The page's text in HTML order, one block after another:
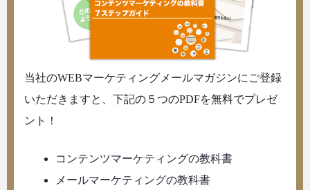
当社のWEBマーケティングメールマガジンにご登録
いただきますと、下記の５つのPDFを無料でプレゼ
ント！
コンテンツマーケティングの教科書
メールマーケティングの教科書